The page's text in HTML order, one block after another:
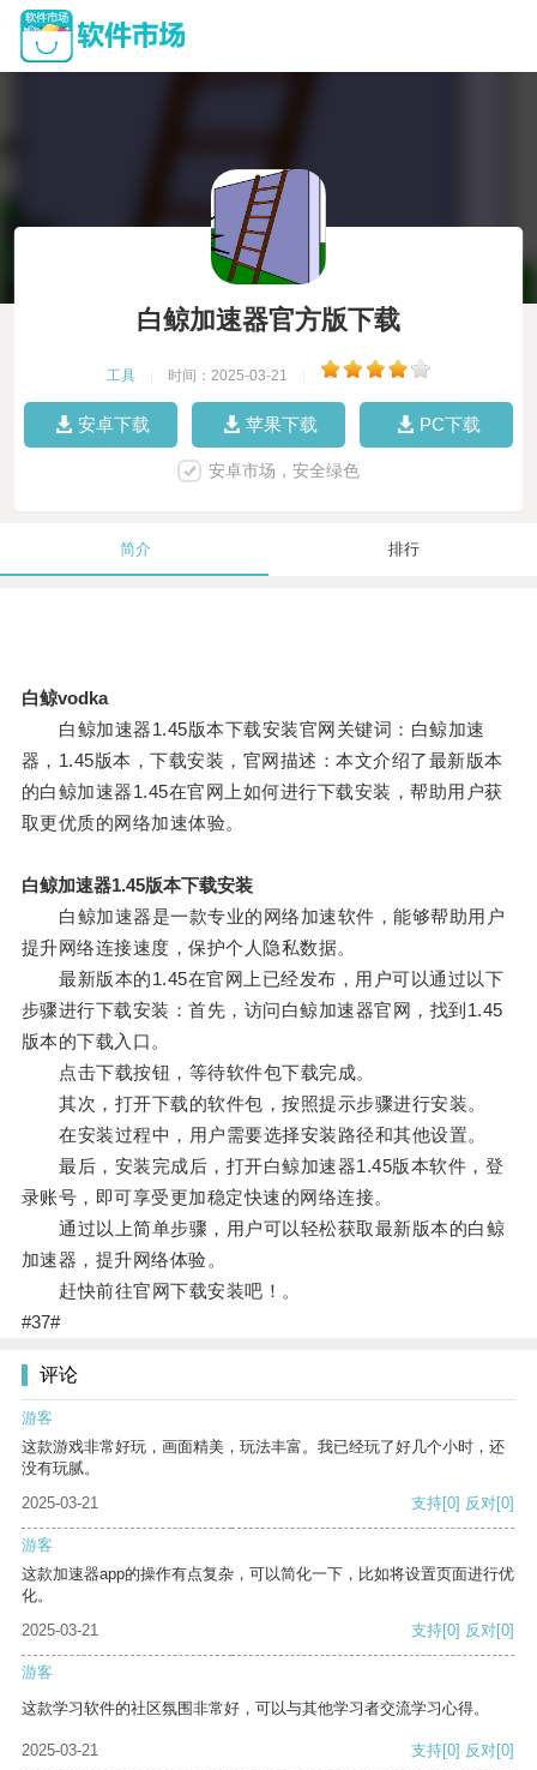
白鲸加速器官方版下载
工具 时间：2025-03-21
安卓下载 苹果下载 PC下载
安卓市场，安全绿色
简介 排行
白鲸vodka
白鲸加速器1.45版本下载安装官网关键词：白鲸加速
器，1.45版本，下载安装，官网描述：本文介绍了最新版本
的白鲸加速器1.45在官网上如何进行下载安装，帮助用户获
取更优质的网络加速体验。
白鲸加速器1.45版本下载安装
白鲸加速器是一款专业的网络加速软件，能够帮助用户
提升网络连接速度，保护个人隐私数据。
最新版本的1.45在官网上已经发布，用户可以通过以下
步骤进行下载安装：首先，访问白鲸加速器官网，找到1.45
版本的下载入口。
点击下载按钮，等待软件包下载完成。
其次，打开下载的软件包，按照提示步骤进行安装。
在安装过程中，用户需要选择安装路径和其他设置。
最后，安装完成后，打开白鲸加速器1.45版本软件，登
录账号，即可享受更加稳定快速的网络连接。
通过以上简单步骤，用户可以轻松获取最新版本的白鲸
加速器，提升网络体验。
赶快前往官网下载安装吧！。
#37#
评论
游客
这款游戏非常好玩，画面精美，玩法丰富。我已经玩了好几个小时，还
没有玩腻。
2025-03-21
支持[0] 反对[0]
游客
这款加速器app的操作有点复杂，可以简化一下，比如将设置页面进行优
化。
2025-03-21
支持[0] 反对[0]
游客
这款学习软件的社区氛围非常好，可以与其他学习者交流学习心得。
2025-03-21 支持[0] 反对[0]